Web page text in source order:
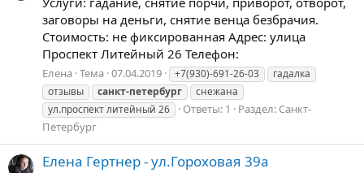
заговоры на деньги, снятие венца безбрачия.
Стоимость: не фиксированная Адрес: улица
Проспект Литейный 26 Телефон:
Елена Тема 07.04.2019 +7(930)-691-26-03
гадалка
отзывы
санкт-петербург
снежана
ул.проспект литейный 26
Ответы: 1 Раздел: Санкт-
Петербург
Елена Гертнер - ул.Гороховая 39а